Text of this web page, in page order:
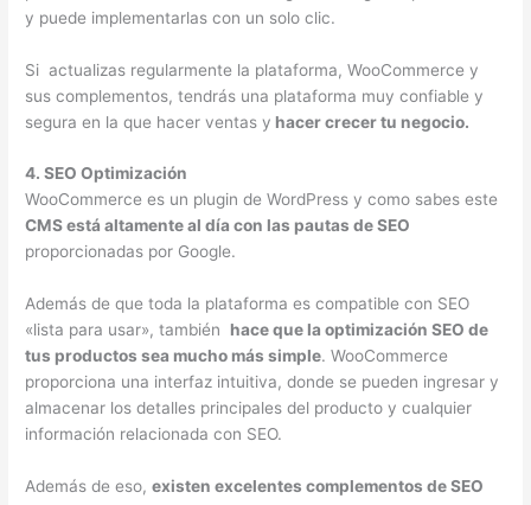
y puede implementarlas con un solo clic.
Si actualizas regularmente la plataforma, WooCommerce y
sus complementos, tendrás una plataforma muy confiable y
segura en la que hacer ventas y hacer crecer tu negocio.
4. SEO Optimización
WooCommerce es un plugin de WordPress y como sabes este
CMS está altamente al día con las pautas de SEO
proporcionadas por Google.
Además de que toda la plataforma es compatible con SEO
«lista para usar», también hace que la optimización SEO de
tus productos sea mucho más simple. WooCommerce
proporciona una interfaz intuitiva, donde se pueden ingresar y
almacenar los detalles principales del producto y cualquier
información relacionada con SEO.
Además de eso,existen excelentes complementos de SEO